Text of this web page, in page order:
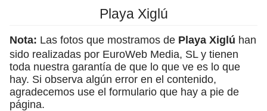
Playa Xiglú
Nota: Las fotos que mostramos de Playa Xiglú han
sido realizadas por EuroWeb Media, SL y tienen
toda nuestra garantía de que lo que ve es lo que
hay. Si observa algún error en el contenido,
agradecemos use el formulario que hay a pie de
página.